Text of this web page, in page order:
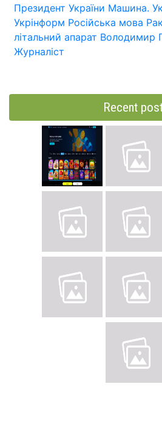
Президент України Машина.
Укрінформ Російська мова
літальний апарат Володимир
Журналіст
Recent